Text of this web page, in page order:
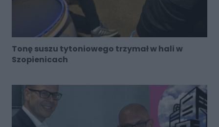
Tonę suszu tytoniowego trzymał w hali w
Szopienicach